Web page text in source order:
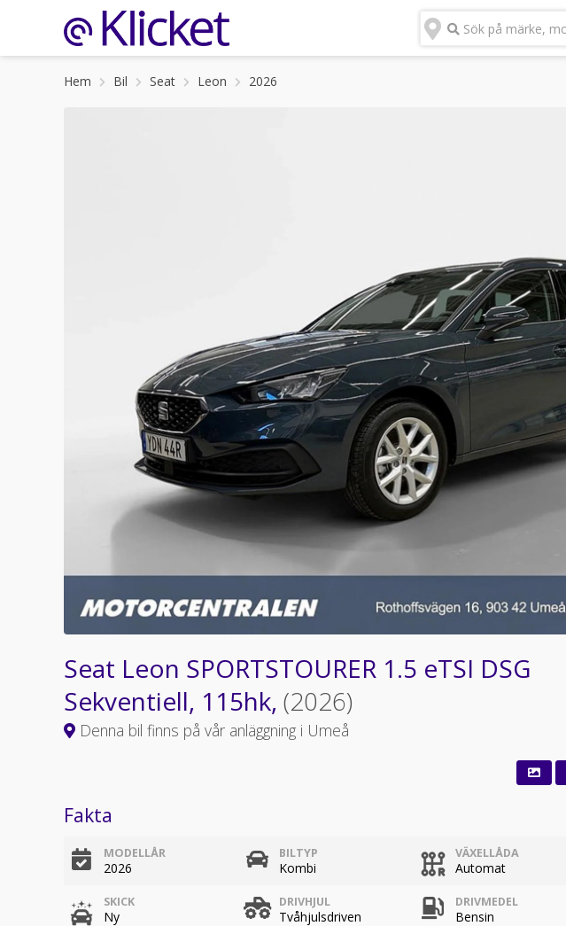
Sök på märke,
Hem Bil Seat Leon 2026
Seat Leon SPORTSTOURER 1.5 eTSI DSG
Sekventiell, 115hk, (2026)
Denna bil finns på vår anläggning i Umeå
Fakta
MODELLÅR
2026
BILTYP
Kombi
VÄXELLÅDA
Automat
SKICK
Ny
DRIVHJUL
Tvåhjulsdriven
DRIVMEDEL
Bensin